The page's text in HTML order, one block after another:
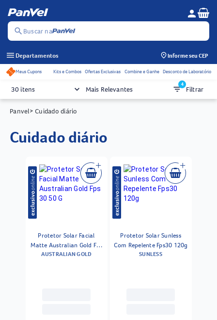
search Buscar na
Menu do
person
menu Departamentos Informe seu CEP
Acessos rápidos do cabeçalho
Meus Cupons Kits e Combos Ofertas Exclusivas Combine e Ganhe Desconto de Laboratório
30 itens keyboard_arrow_down Mais Relevantes filter_list4
Filtrar
Panvel> Cuidado diário
cuidado diário
Protetor Solar Facial
Matte Australian Gold Fps
30 50 G
AUSTRALIAN GOLD
Protetor Solar Sunless
Com Repelente Fps30 120g
SUNLESS